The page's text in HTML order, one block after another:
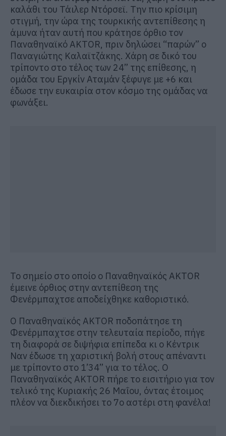
καλάθι του Τάιλερ Ντόρσεϊ. Την πιο κρίσιμη
στιγμή, την ώρα της τουρκικής αντεπίθεσης η
άμυνα ήταν αυτή που κράτησε όρθιο τον
Παναθηναϊκό AKTOR, πριν δηλώσει “παρών” ο
Παναγιώτης Καλαϊτζάκης. Χάρη σε δικό του
τρίποντο στο τέλος των 24” της επίθεσης, η
ομάδα του Εργκίν Αταμάν ξέφυγε με +6 και
έδωσε την ευκαιρία στον κόσμο της ομάδας να
φωνάξει.
Το σημείο στο οποίο ο Παναθηναϊκός AKTOR
έμεινε όρθιος στην αντεπίθεση της
Φενέρμπαχτσε αποδείχθηκε καθοριστικό.
Ο Παναθηναϊκός AKTOR ποδοπάτησε τη
Φενέρμπαχτσε στην τελευταία περίοδο, πήγε
τη διαφορά σε διψήφια επίπεδα κι ο Κέντρικ
Ναν έδωσε τη χαριστική βολή στους απέναντι
με τρίποντο στο 1’34” για το τέλος. Ο
Παναθηναϊκός AKTOR πήρε το εισιτήριο για τον
τελικό της Κυριακής 26 Μαΐου, όντας έτοιμος
πλέον να διεκδικήσει το 7ο αστέρι στη φανέλα!